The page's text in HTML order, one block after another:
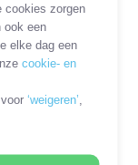
cookies zorgen
ook een
elke dag een
cookie- en
voor‘weigeren’
SORTEER OP